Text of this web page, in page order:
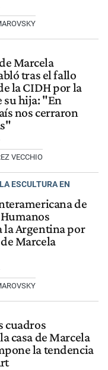
Marcela
tras el fallo
la CIDH por la
su hija: "En
nos cerraron
VECCHIO
ESCULTURA EN
de
la Argentina por
Marcela
cuadros
casa de Marcela
la tendencia